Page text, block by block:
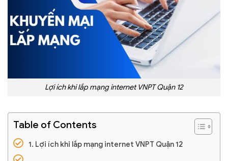
Lợi ích khi lắp mạng internet VNPT Quận 12
Table of Contents
Lợi ích khi lắp mạng internet VNPT Quận 12